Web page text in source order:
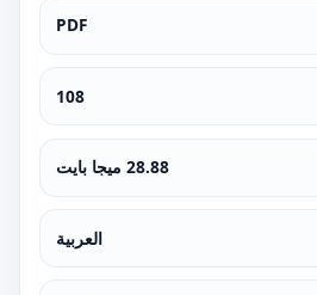
PDF
108
28.88 ميجا بايت
العربية